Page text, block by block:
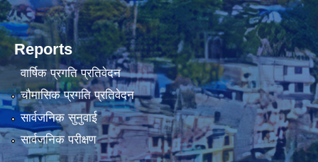
Reports
वार्षिक प्रगति प्रतिवेदन
चौमासिक प्रगति प्रतिवेदन
सार्वजनिक सुनुवाई
सार्वजनिक परीक्षण